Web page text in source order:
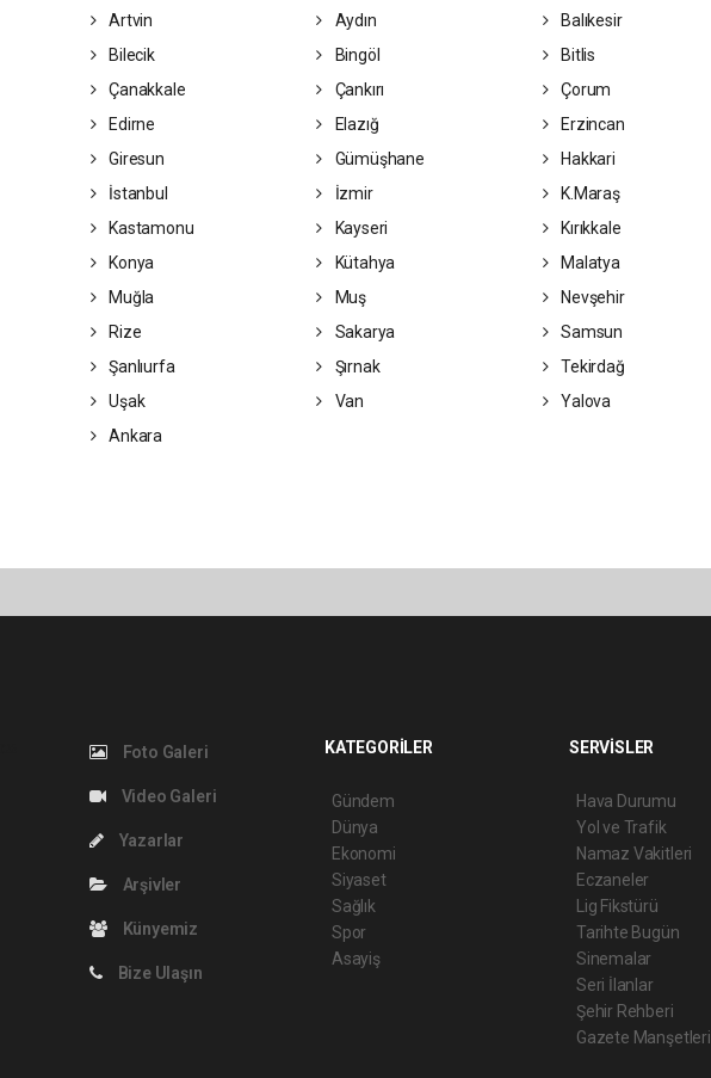
Artvin Aydın Balıkesir
Bilecik Bingöl Bitlis
Çanakkale Çankırı Çorum
Edirne Elazığ Erzincan
Giresun Gümüşhane Hakkari
İstanbul İzmir K.Maraş
Kastamonu Kayseri Kırıkkale
Konya Kütahya Malatya
Muğla Muş Nevşehir
Rize Sakarya Samsun
Şanlıurfa Şırnak Tekirdağ
Uşak Van Yalova
Ankara
Foto Galeri
Video Galeri
Yazarlar
Arşivler
Künyemiz
Bize Ulaşın
KATEGORİLER
Gündem
Dünya
Ekonomi
Siyaset
Sağlık
Spor
Asayiş
SERVİSLER
Hava Durumu
Yol ve Trafik
Namaz Vakitleri
Eczaneler
Lig Fikstürü
Tarihte Bugün
Sinemalar
Seri İlanlar
Şehir Rehberi
Gazete Manşetleri